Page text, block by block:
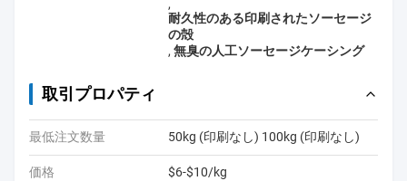
,
耐久性のある印刷されたソーセージ
の殻
, 無臭の人工ソーセージケーシング
取引プロパティ
最低注文数量 50kg (印刷なし) 100kg (印刷なし)
価格 $6-$10/kg